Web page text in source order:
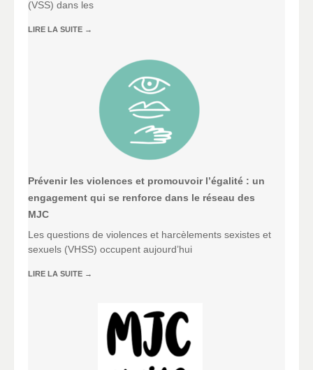
(VSS) dans les
LIRE LA SUITE →
Prévenir les violences et promouvoir l’égalité : un
engagement qui se renforce dans le réseau des
MJC
Les questions de violences et harcèlements sexistes et
sexuels (VHSS) occupent aujourd’hui
LIRE LA SUITE →